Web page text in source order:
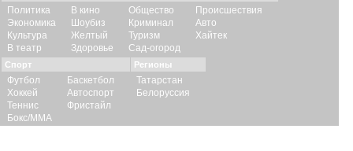
Политика
Экономика
Культура
В театр
В кино
Шоубиз
Желтый
Здоровье
Общество
Криминал
Туризм
Сад-огород
Происшествия
Авто
Хайтек
Спорт
Футбол
Хоккей
Теннис
Бокс/ММА
Баскетбол
Автоспорт
Фристайл
Регионы
Татарстан
Белоруссия